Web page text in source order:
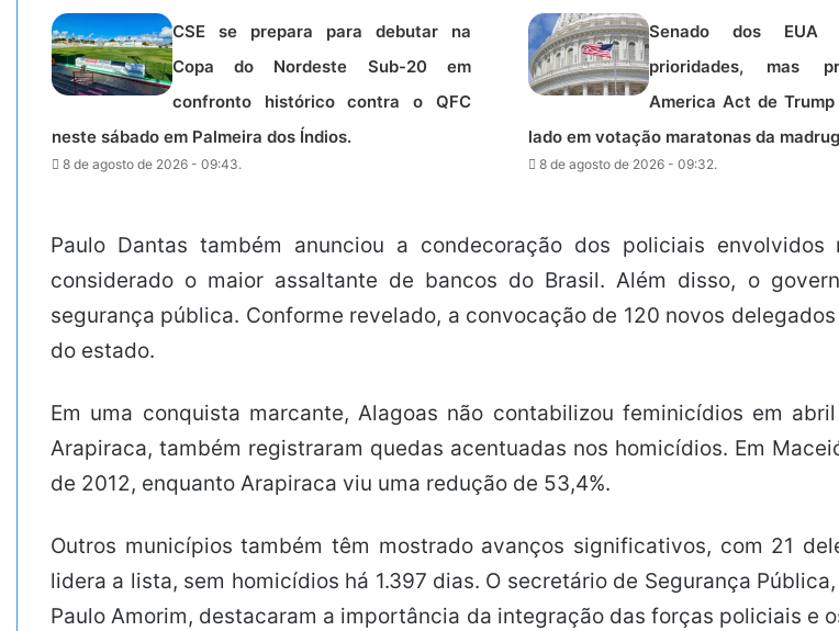
CSE se prepara para debutar na
Copa do Nordeste Sub-20 em
confronto histórico contra o QFC
neste sábado em Palmeira dos Índios.
8 de agosto de 2026 - 09:43.
Senado dos EUA
prioridades, mas
America Act de
lado em votação maratonas da
8 de agosto de 2026 - 09:32.
Paulo Dantas também anunciou a condecoração dos policiais
considerado o maior assaltante de bancos do Brasil. Além disso, o
segurança pública. Conforme revelado, a convocação de 120 novos
do estado.
Em uma conquista marcante, Alagoas não contabilizou feminicídios em
Arapiraca, também registraram quedas acentuadas nos homicídios. Em
de 2012, enquanto Arapiraca viu uma redução de 53,4%.
Outros municípios também têm mostrado avanços significativos, com 21
lidera a lista, sem homicídios há 1.397 dias. O secretário de Segurança
Paulo Amorim, destacaram a importância da integração das forças policiais